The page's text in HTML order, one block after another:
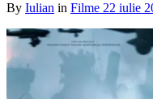
By Iulian in Filme 22 iulie